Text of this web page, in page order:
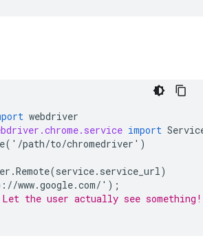
webdriver
import
( ' /path/to/chromedriver ' )
.Remote(service. service_url)
: //www.google.com/ ' );
the user actually see something!